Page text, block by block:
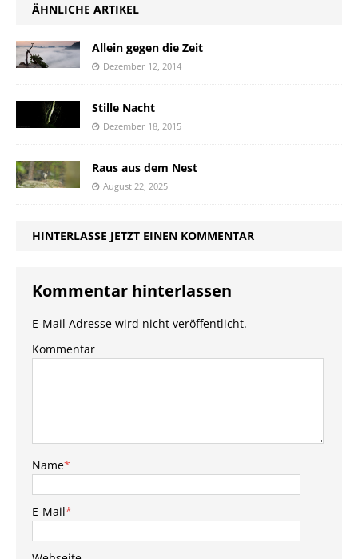
ÄHNLICHE ARTIKEL
Allein gegen die Zeit
Dezember 12, 2014
Stille Nacht
Dezember 18, 2015
Raus aus dem Nest
August 22, 2025
HINTERLASSE JETZT EINEN KOMMENTAR
Kommentar hinterlassen
E-Mail Adresse wird nicht veröffentlicht.
Kommentar
Name*
E-Mail*